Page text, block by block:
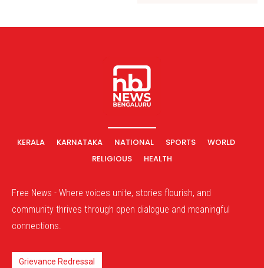
KERALA KARNATAKA NATIONAL SPORTS
WORLD
RELIGIOUS
HEALTH
Free News - Where voices unite, stories flourish, and
community thrives through open dialogue and meaningful
connections.
Grievance Redressal